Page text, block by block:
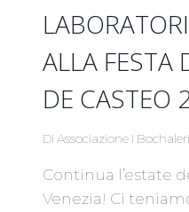
ALLA FESTA
DE CASTEO
Di Associazione I Bochaleri
Continua l’estate
Venezia! Ci